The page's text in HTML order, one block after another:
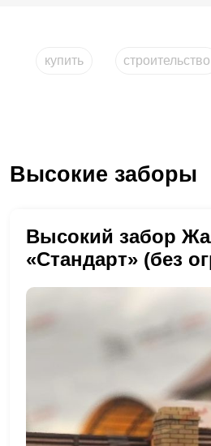
купить строительство
Высокие заборы
Высокий забор
«Стандарт» (без